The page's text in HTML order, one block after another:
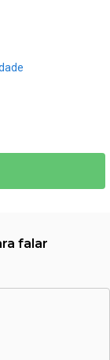
falar